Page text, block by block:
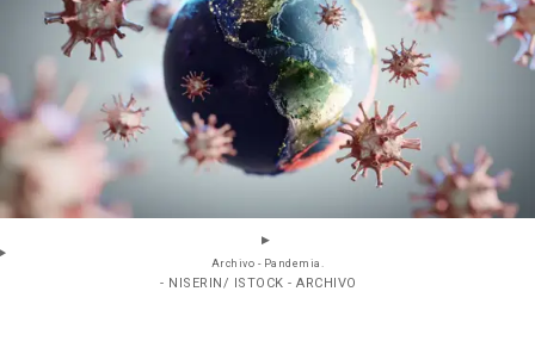
Archivo - Pandemia.
- NISERIN/ ISTOCK - ARCHIVO